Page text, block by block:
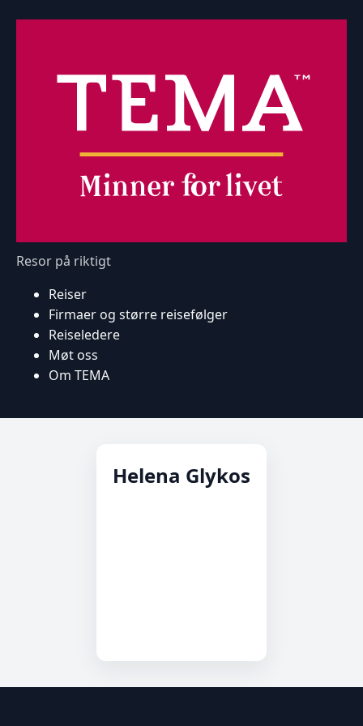
Resor på riktigt
Reiser
Firmaer og større reisefølger
Reiseledere
Møt oss
Om TEMA
Helena Glykos